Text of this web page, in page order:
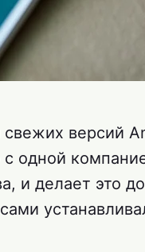
версий
одной
и делает это